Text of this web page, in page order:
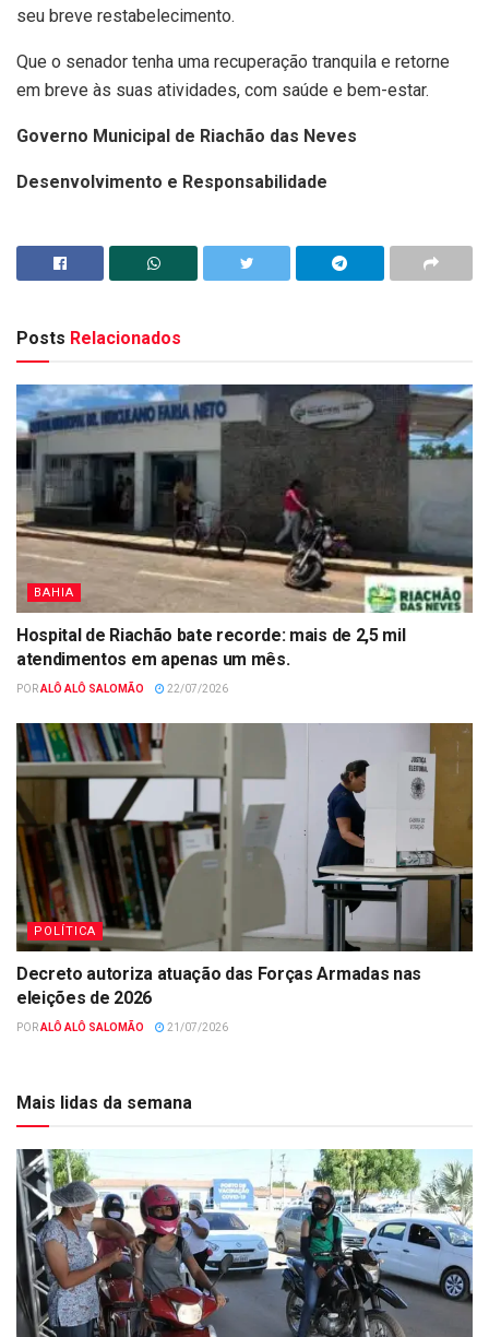
seu breve restabelecimento.
Que o senador tenha uma recuperação tranquila e retorne
em breve às suas atividades, com saúde e bem-estar.
Governo Municipal de Riachão das Neves
Desenvolvimento e Responsabilidade
Posts Relacionados
BAHIA
Hospital de Riachão bate recorde: mais de 2,5 mil
atendimentos em apenas um mês.
PORALÔ ALÔ SALOMÃO 22/07/2026
POLÍTICA
Decreto autoriza atuação das Forças Armadas nas
eleições de 2026
PORALÔ ALÔ SALOMÃO 21/07/2026
Mais lidas da semana